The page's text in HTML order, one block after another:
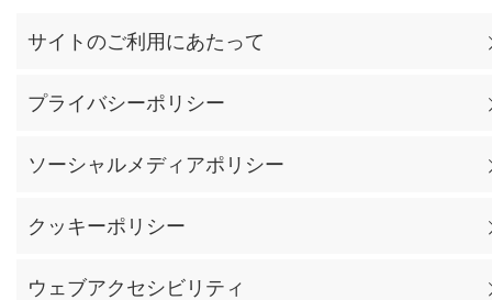
サイトのご利用にあたって
プライバシーポリシー
ソーシャルメディアポリシー
クッキーポリシー
ウェブアクセシビリティ